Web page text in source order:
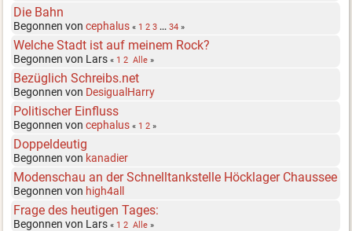
Die Bahn
Begonnen voncephalus « 1 2 3 ...34 »
Welche Stadt ist auf meinem Rock?
Begonnen von Lars« 1 2 Alle »
Bezüglich Schreibs.net
Begonnen von DesigualHarry
Politischer Einfluss
Begonnen voncephalus « 1 2 »
Doppeldeutig
Begonnen von kanadier
Modenschau an der Schnelltankstelle Höcklager Chaussee
Begonnen von high4all
Frage des heutigen Tages:
Begonnen von Lars« 1 2 Alle »